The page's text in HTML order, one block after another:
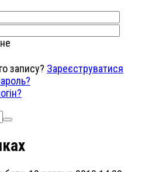
запису? Зареєструватися